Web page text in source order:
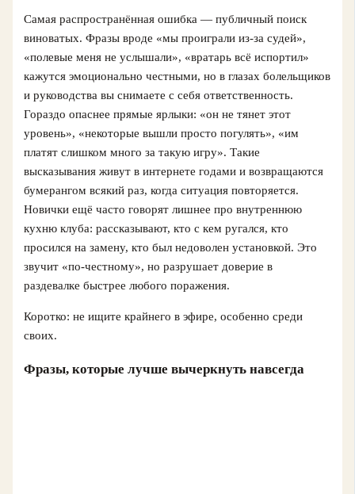
Самая распространённая ошибка — публичный поиск
виноватых. Фразы вроде «мы проиграли из‑за судей»,
«полевые меня не услышали», «вратарь всё испортил»
кажутся эмоционально честными, но в глазах болельщиков
и руководства вы снимаете с себя ответственность.
Гораздо опаснее прямые ярлыки: «он не тянет этот
уровень», «некоторые вышли просто погулять», «им
платят слишком много за такую игру». Такие
высказывания живут в интернете годами и возвращаются
бумерангом всякий раз, когда ситуация повторяется.
Новички ещё часто говорят лишнее про внутреннюю
кухню клуба: рассказывают, кто с кем ругался, кто
просился на замену, кто был недоволен установкой. Это
звучит «по‑честному», но разрушает доверие в
раздевалке быстрее любого поражения.
Коротко: не ищите крайнего в эфире, особенно среди
своих.
Фразы, которые лучше вычеркнуть навсегда